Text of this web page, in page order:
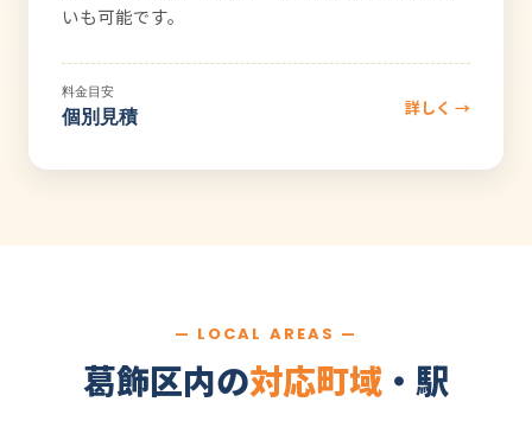
いも可能です。
料金目安
個別見積 詳しく →
— LOCAL AREAS —
葛飾区内の対応町域 ・駅